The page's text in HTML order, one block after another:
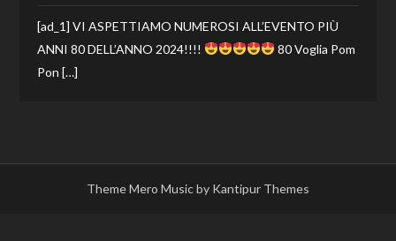
[ad_1] VI ASPETTIAMO NUMEROSI ALL’EVENTO PIÙ
ANNI 80 DELL’ANNO 2024!!!!
80 Voglia Pom
Pon […]
Theme Mero Music by Kantipur Themes